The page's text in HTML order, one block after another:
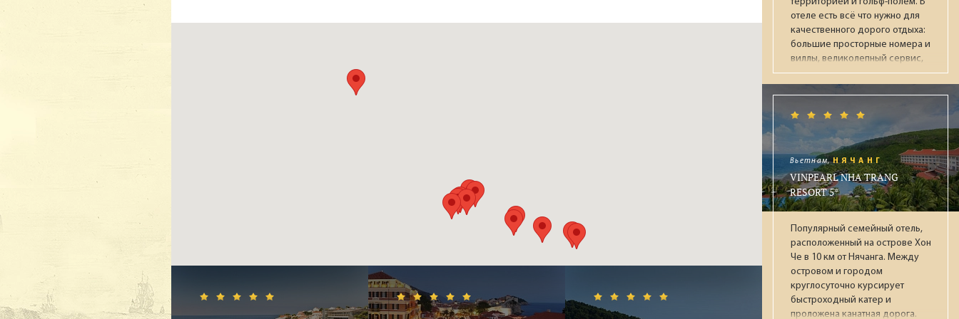
Прогуляться вдоль берега по очаровательным тропинкам, спуститься к морю по
Куда пойти и что посмотреть в Дубровнике
переулки по бокам от площади, а ближе к ночи пройтись по Страдуне или насладиться
любимым напитком в одном из многочисленных кафе.
открывается прекрасный вид на город.
Подняться туда можно по извилистой тропинке от Старого города, но путешествие
подходящую обувь. Если лень идти пешком, то можно подняться туда по канатной
дороге. На вершине крепости, являющейся одной из самых красивых культурных
достопримечательностей Дубровника, находится небольшой музей. Над входом в
отеле есть всё что нужно для
качественного дорого отдыха:
большие просторные номера и
виллы, великолепный сервис,
множество ресторанов и баров,
достойное питание по системе
аквапарк, парк динозавров,
несколько бассейнов, СПА-
центр, фитнес, ночной клуб,
боулинг. Рекомендуется для
обеспеченных пар и отдыха с
детьми.
Вьетнам,НЯЧАНГ
VINPEARL NHA TRANG
RESORT 5*
Популярный семейный отель,
расположенный на острове Хон
Че в 10 км от Нячанга. Между
островом и городом
круглосуточно курсирует
быстроходный катер и
проложена канатная дорога.